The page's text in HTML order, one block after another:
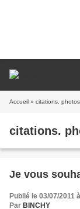
Accueil » citations. photos
citations.
Je vous
Publié le 03/07/2011
Par BINCHY